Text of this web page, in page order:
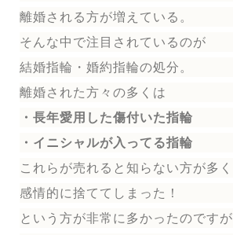
離婚される方が増えている。
そんな中で注目されているのが
結婚指輪 ・婚約指輪の処分。
離婚された方々の多くは
・長年愛用した傷付いた指輪
・イニシャルが入ってる指輪
これらが売れると知らない方が多く
感情的に捨ててしまった！
という方が非常に多かったのですが